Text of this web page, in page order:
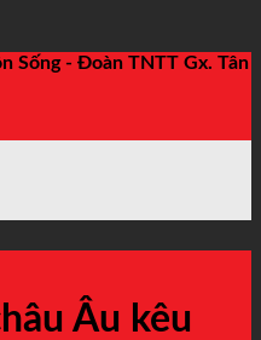
Sống - Đoàn TNTT Gx. Tân
Âu kêu